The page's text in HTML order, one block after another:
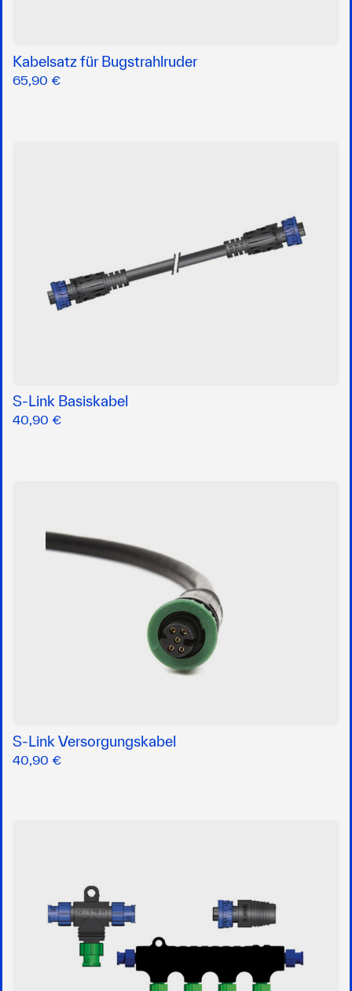
Kabelsatz für Bugstrahlruder
65,90 €
S-Link Basiskabel
40,90 €
S-Link Versorgungskabel
40,90 €